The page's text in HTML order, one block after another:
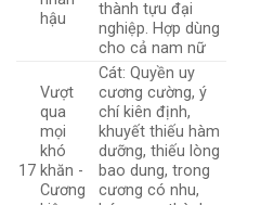
hậu
thành tựu đại
nghiệp. Hợp dùng
cho cả nam nữ
17
Vượt
qua
mọi
khó
khăn -
Cương
Cát: Quyền uy
cương cường, ý
chí kiên định,
khuyết thiếu hàm
dưỡng, thiếu lòng
bao dung, trong
cương có nhu,